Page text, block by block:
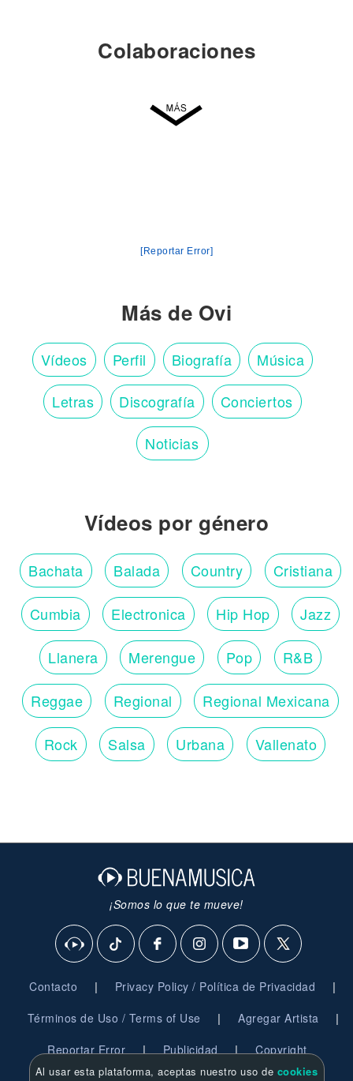
Colaboraciones
[Reportar Error]
Más de Ovi
Vídeos Perfil Biografía Música
Letras Discografía Conciertos
Noticias
Vídeos por género
Bachata Balada Country Cristiana
Cumbia Electronica Hip Hop Jazz
Llanera Merengue Pop R&B
Reggae Regional Regional Mexicana
Rock Salsa Urbana Vallenato
¡Somos lo que te mueve!
Contacto | Privacy Policy / Política de Privacidad |
Términos de Uso / Terms of Use | Agregar Artista |
Reportar Error | Publicidad | Copyright
Al usar esta plataforma, aceptas nuestro uso de cookies